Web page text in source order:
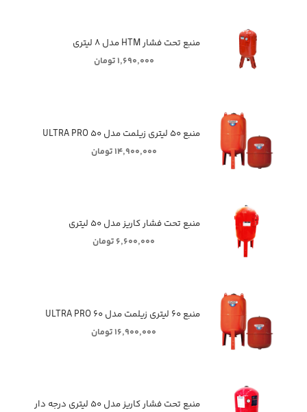
منبع تحت فشار HTM مدل ۸ لیتری
۱,۶۹۰,۰۰۰ تومان
منبع ۵۰ لیتری زیلمت مدل ULTRA PRO ۵۰
۱۴,۹۰۰,۰۰۰ تومان
منبع تحت فشار کاریز مدل ۵۰ لیتری
۶,۶۰۰,۰۰۰ تومان
منبع ۶۰ لیتری زیلمت مدل ULTRA PRO ۶۰
۱۶,۹۰۰,۰۰۰ تومان
منبع تحت فشار کاریز مدل ۵۰ لیتری درجه دار